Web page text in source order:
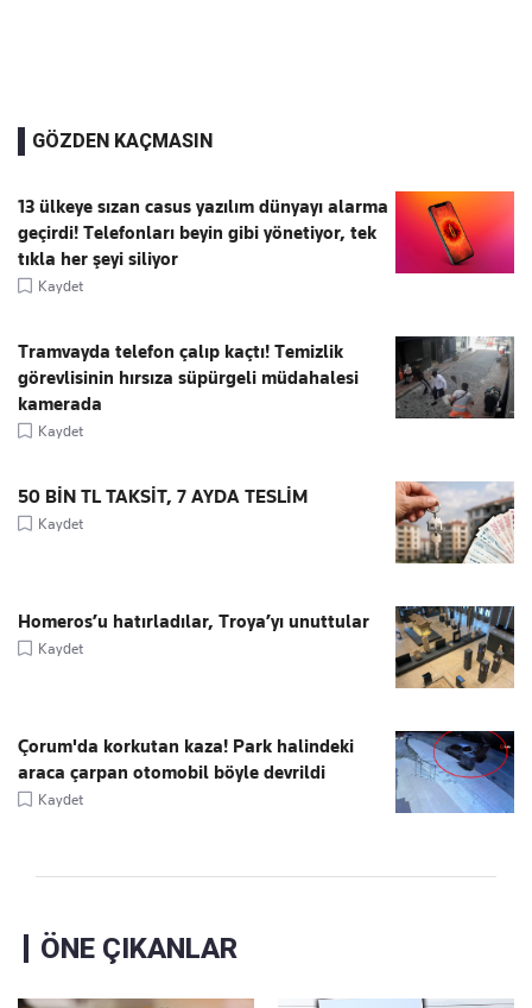
GÖZDEN KAÇMASIN
13 ülkeye sızan casus yazılım dünyayı alarma
geçirdi! Telefonları beyin gibi yönetiyor, tek
tıkla her şeyi siliyor
Kaydet
Tramvayda telefon çalıp kaçtı! Temizlik
görevlisinin hırsıza süpürgeli müdahalesi
kamerada
Kaydet
50 BİN TL TAKSİT, 7 AYDA TESLİM
Kaydet
Homeros’u hatırladılar, Troya’yı unuttular
Kaydet
Çorum'da korkutan kaza! Park halindeki
araca çarpan otomobil böyle devrildi
Kaydet
ÖNE ÇIKANLAR